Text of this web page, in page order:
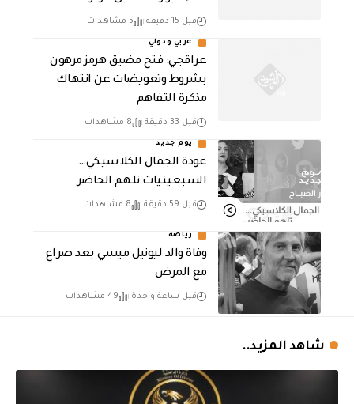
قبل 15 دقيقة 5 مشاهدات
عربي ودولي
عراقجي: فتح مضيق هرمز مرهون
بشروط وتعويضات عن انتهاك
مذكرة التفاهم
قبل 33 دقيقة 8 مشاهدات
يوم جديد
عودة الجمال الكلاسيكي…
السبعينيات تلهم الحاضر
قبل 59 دقيقة 8 مشاهدات
رياضة
وفاة والد ليونيل ميسي بعد صراع
مع المرض
قبل ساعة واحدة 49 مشاهدات
شاهد المزيد..